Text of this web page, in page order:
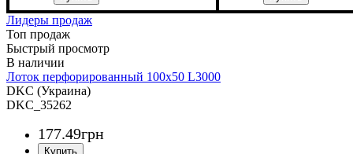
Устройство: системные аксессуары
Тип устройства: заглушка
Покрытие: нержавеющая сталь
Высота, мм: 80
Ширина, мм: 300
Толщина стали, мм: 1 Устройство:
Тип устройства:
Покрытие: метод
Ширина, мм: 500
Длина, мм: 3000
Толщина стали, мм:
Лидеры продаж
Топ продаж
Быстрый просмотр
Лоток перфорированный 100х50 L3000
DKC (Украина)
DKC_35262
177.49грн